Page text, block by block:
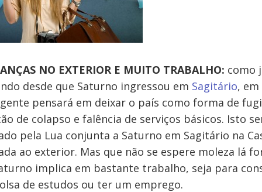
NO EXTERIOR E MUITO TRABALHO: como
desde que Saturno ingressou em Sagitário, em
pensará em deixar o país como forma de
de colapso e falência de serviços básicos. Isto
pela Lua conjunta a Saturno em Sagitário na
ao exterior. Mas que não se espere moleza lá
implica em bastante trabalho, seja para
de estudos ou ter um emprego.